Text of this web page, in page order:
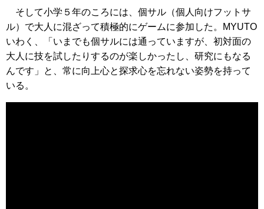
そして小学５年のころには、個サル（個人向けフットサ
ル）で大人に混ざって積極的にゲームに参加した。MYUTO
いわく、「いまでも個サルには通っていますが、初対面の
大人に技を試したりするのが楽しかったし、研究にもなる
んです」と、常に向上心と探求心を忘れない姿勢を持って
いる。